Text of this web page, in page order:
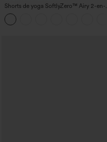
Shorts de yoga SoftlyZero™ Airy 2-en-1
InstantCool, super taille haute, 7" avec
poches